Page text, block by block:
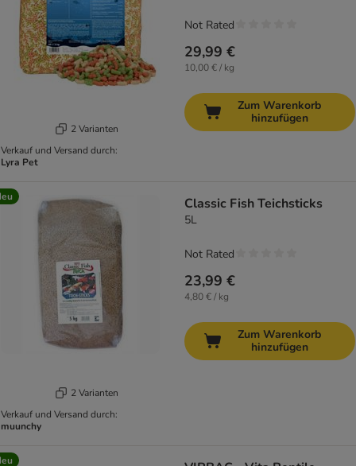
2 Varianten
Verkauf und Versand durch:
Lyra Pet
29,99 €
10,00 € / kg
Not Rated
Zum Warenkorb
hinzufügen
2 Varianten
Verkauf und Versand durch:
muunchy
Classic Fish Teichsticks
5L
23,99 €
4,80 € / kg
Not Rated
Zum Warenkorb
hinzufügen